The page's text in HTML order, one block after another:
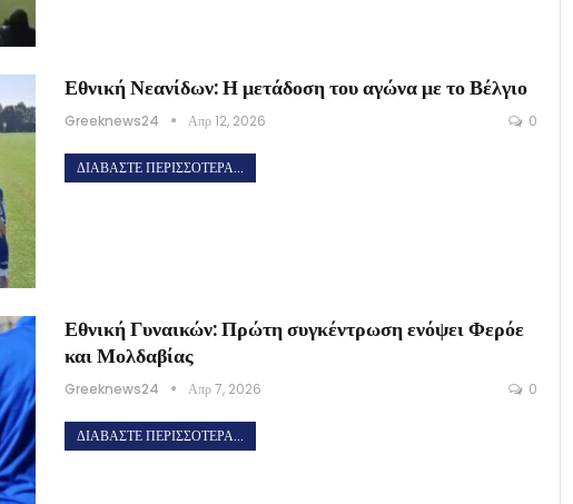
Εθνική Νεανίδων: Η μετάδοση του αγώνα με το Βέλγιο
Greeknews24 Απρ 12, 2026 0
ΔΙΑΒΆΣΤΕ ΠΕΡΙΣΣΌΤΕΡΑ...
Εθνική Γυναικών: Πρώτη συγκέντρωση ενόψει Φερόε
και Μολδαβίας
Greeknews24 Απρ 7, 2026 0
ΔΙΑΒΆΣΤΕ ΠΕΡΙΣΣΌΤΕΡΑ...